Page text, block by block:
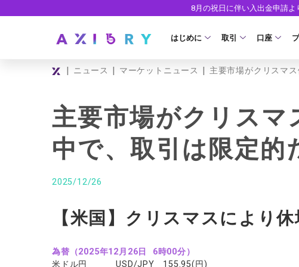
8月の祝日に伴い入出金申請
はじめに
ライセンス
安全性
取引
FX（通貨ペア）
現物株式
ETF
エネルギーCFD
口座
法人のお客
ゼロ口座
| ニュース | マーケットニュース | 主要市場がクリスマ
主要市場がクリスマ
中で、取引は限定的
2025/12/26
【米国】クリスマスにより休
為替（2025年12月26日 6時00分）
米ドル円 USD/JPY 155.95(円)